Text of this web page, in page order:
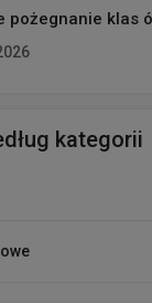
pożegnanie klas
kategorii